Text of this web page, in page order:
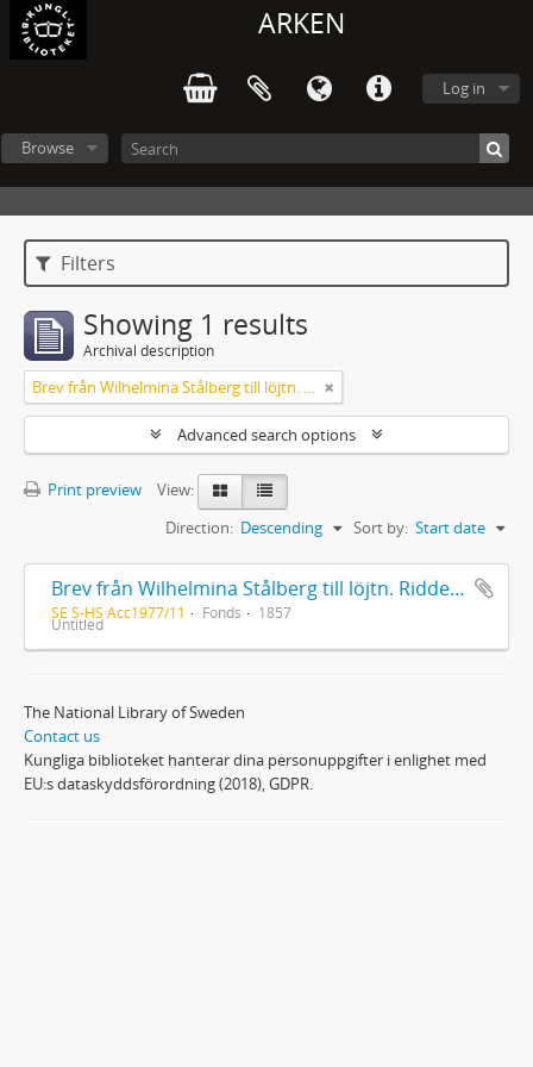
ARKEN
Log in
Browse
Filters
Showing 1 results
Archival description
Brev från Wilhelmina Stålberg till löjtn. Ridderstad 1857
Advanced search options
Print preview
View:
Sort by: Start date
Direction: Descending
Brev från Wilhelmina Stålberg till löjtn. Ridderstad 1857
SE S-HS Acc1977/11 Fonds 1857
Untitled
The National Library of Sweden
Contact us
Kungliga biblioteket hanterar dina personuppgifter i enlighet med
EU:s dataskyddsförordning (2018), GDPR.